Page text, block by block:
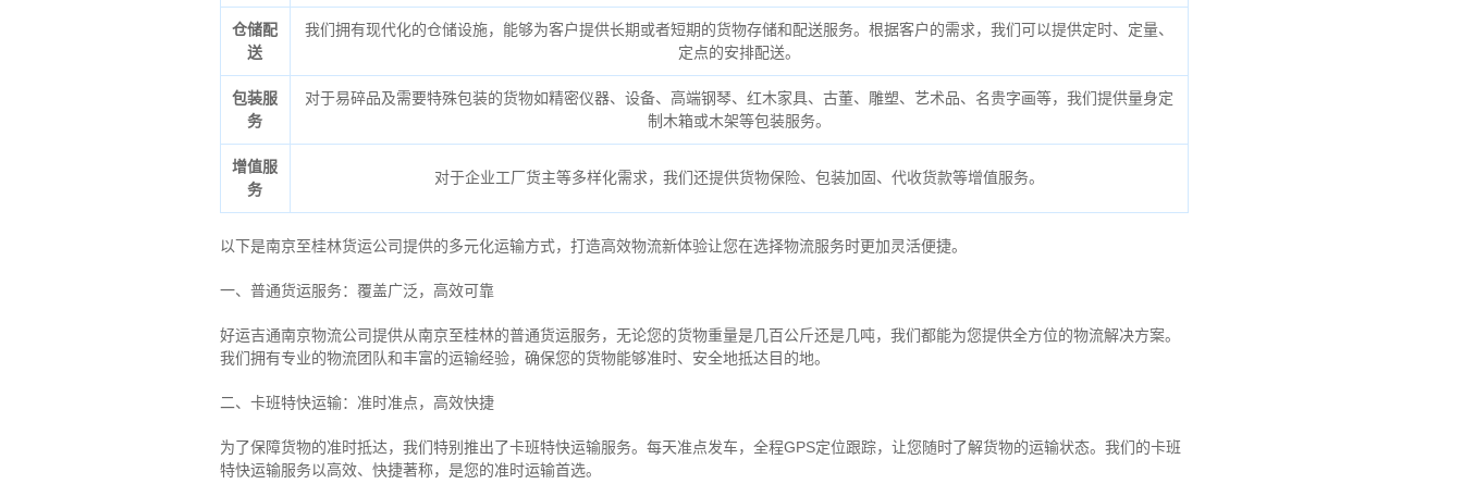
仓储配
送
我们拥有现代化的仓储设施，能够为客户提供长期或者短期的货物存储和配送服务。根据客户的需求，我们可以提供定时、定量、
定点的安排配送。
包装服
务
对于易碎品及需要特殊包装的货物如精密仪器、设备、高端钢琴、红木家具、古董、雕塑、艺术品、名贵字画等，我们提供量身定
制木箱或木架等包装服务。
增值服
务
对于企业工厂货主等多样化需求，我们还提供货物保险、包装加固、代收货款等增值服务。
以下是南京至桂林货运公司提供的多元化运输方式，打造高效物流新体验让您在选择物流服务时更加灵活便捷。
一、普通货运服务：覆盖广泛，高效可靠
好运吉通南京物流公司提供从南京至桂林的普通货运服务，无论您的货物重量是几百公斤还是几吨，我们都能为您提供全方位的物流解决方案。
我们拥有专业的物流团队和丰富的运输经验，确保您的货物能够准时、安全地抵达目的地。
二、卡班特快运输：准时准点，高效快捷
为了保障货物的准时抵达，我们特别推出了卡班特快运输服务。每天准点发车，全程GPS定位跟踪，让您随时了解货物的运输状态。我们的卡班
特快运输服务以高效、快捷著称，是您的准时运输首选。